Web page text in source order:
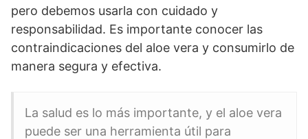
pero debemos usarla con cuidado y
responsabilidad. Es importante conocer las
contraindicaciones del aloe vera y consumirlo de
manera segura y efectiva.
La salud es lo más importante, y el aloe vera
puede ser una herramienta útil para